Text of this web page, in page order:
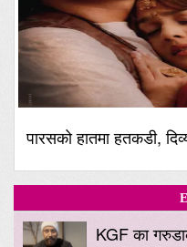
पारसको हातमा हतकडी,
KGF का